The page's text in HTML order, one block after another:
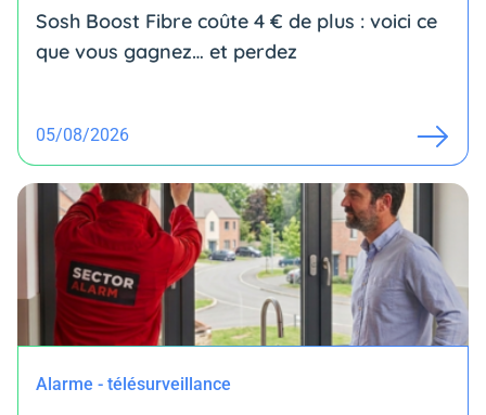
Sosh Boost Fibre coûte 4 € de plus : voici ce
que vous gagnez… et perdez
05/08/2026
Alarme - télésurveillance